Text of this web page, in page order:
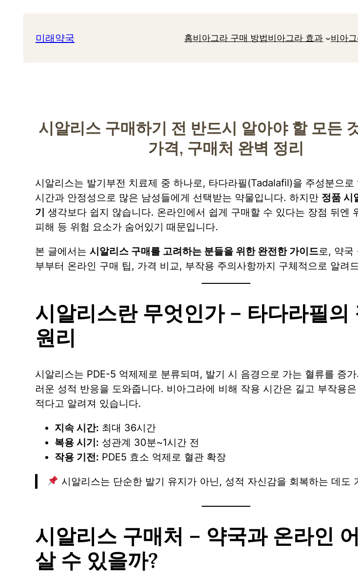
미래약국 홈비아그라 구매 방법비아그라 효과 비아
시알리스 구매하기 전 반드시 알아야 할 모든
가격, 구매처 완벽 정리
시알리스는 발기부전 치료제 중 하나로, 타다라필(Tadalafil)을 주성분으로
시간과 안정성으로 많은 남성들에게 선택받는 약물입니다. 하지만 정품 시
기 생각보다 쉽지 않습니다. 온라인에서 쉽게 구매할 수 있다는 장점 뒤엔
피해 등 위험 요소가 숨어있기 때문입니다.
본 글에서는 시알리스 구매를 고려하는 분들을 위한 완전한 가이드로, 약국
부부터 온라인 구매 팁, 가격 비교, 부작용 주의사항까지 구체적으로 알려
시알리스란 무엇인가 – 타다라필의
원리
시알리스는 PDE-5 억제제로 분류되며, 발기 시 음경으로 가는 혈류를 증
러운 성적 반응을 도와줍니다. 비아그라에 비해 작용 시간은 길고 부작용
적다고 알려져 있습니다.
지속 시간: 최대 36시간
복용 시기: 성관계 30분~1시간 전
작용 기전: PDE5 효소 억제로 혈관 확장
시알리스는 단순한 발기 유지가 아닌, 성적 자신감을 회복하는 데도
시알리스 구매처 – 약국과 온라인
살 수 있을까?